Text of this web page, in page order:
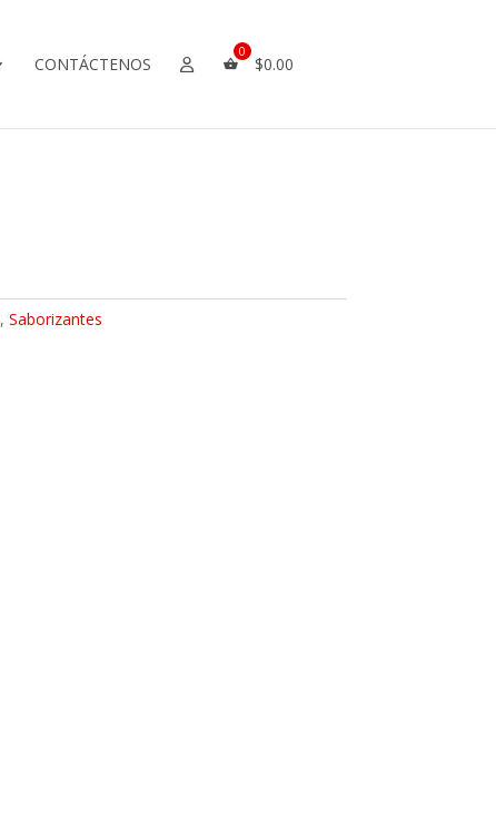
CONTÁCTENOS $0.00
, Saborizantes